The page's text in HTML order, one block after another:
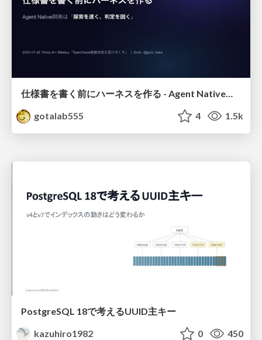
gotalab555
4 1.5k
PostgreSQL 18で考えるUUID主キー
kazuhiro1982
0 450